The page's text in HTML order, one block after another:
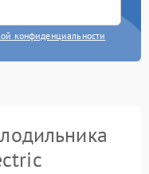
конфиденциальности